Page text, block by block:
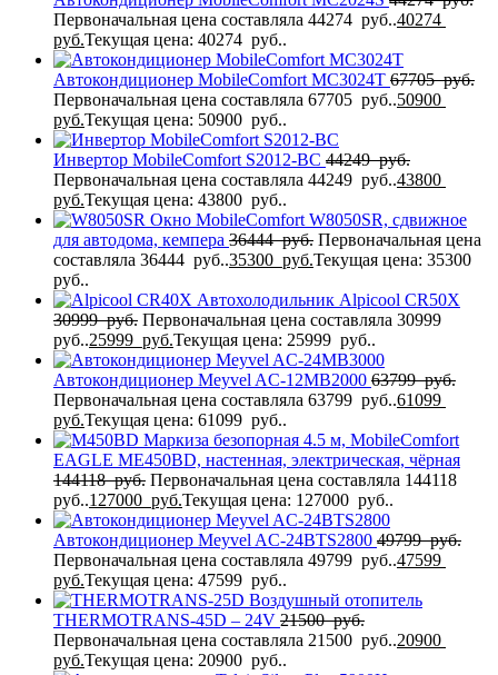
Первоначальная цена составляла 44274 руб..40274
руб.Текущая цена: 40274 руб..
Автокондиционер MobileComfort MC3024T 67705руб.
Первоначальная цена составляла 67705 руб..50900
руб.Текущая цена: 50900 руб..
Инвертор MobileComfort S2012-BC 44249руб.
Первоначальная цена составляла 44249 руб..43800
руб.Текущая цена: 43800 руб..
Окно MobileComfort W8050SR, сдвижное
для автодома, кемпера 36444руб. Первоначальная цена
составляла 36444 руб..35300 руб.Текущая цена: 35300
руб..
Автохолодильник Alpicool CR50X
30999руб. Первоначальная цена составляла 30999
руб..25999 руб.Текущая цена: 25999 руб..
Автокондиционер Meyvel AC-12MB2000 63799руб.
Первоначальная цена составляла 63799 руб..61099
руб.Текущая цена: 61099 руб..
Маркиза безопорная 4.5 м, MobileComfort
EAGLE MЕ450BD, настенная, электрическая, чёрная
144118руб. Первоначальная цена составляла 144118
руб..127000 руб.Текущая цена: 127000 руб..
Автокондиционер Meyvel AC-24BTS2800 49799руб.
Первоначальная цена составляла 49799 руб..47599
руб.Текущая цена: 47599 руб..
Воздушный отопитель
THERMOTRANS-45D – 24V 21500руб.
Первоначальная цена составляла 21500 руб..20900
руб.Текущая цена: 20900 руб..